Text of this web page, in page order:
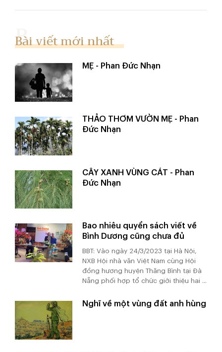
Bài viết mới nhất
MẸ - Phan Đức Nhạn
THẢO THƠM VƯỜN MẸ - Phan
Đức Nhạn
CÂY XANH VÙNG CÁT - Phan
Đức Nhạn
Bao nhiêu quyển sách viết về
Bình Dương cũng chưa đủ
BBT: Vào ngày 24/3/2023 tại Hà Nội,
NXB Hội nhà văn Việt Nam cùng Hội
đồng hương huyện Thăng Bình tại Đà
Nẵng phối hợp tổ chức giới thiệu hai ...
Nghĩ về một vùng đất anh hùng